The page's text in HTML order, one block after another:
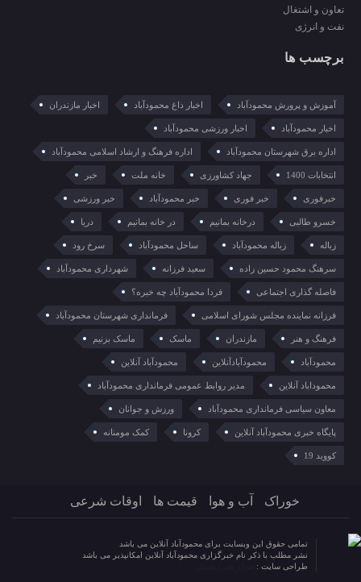
تعاون و اشتغال
نفت و انرژی
برچسب ها
آموزش و پرورش محمودآباد اخبار داغ محمودآباد اخبار مازندران
اخبار محمودآباد اخبار ورزشی محمودآباد
اداره برق شهرستان محمودآباد اداره فرهنگ و ارشاد اسلامی محمودآباد
انتخابات 1400 جهاد کشاورزی خانه ملت خبر
خبرفوری خبر فوری خبر محمودآباد خبر ورزشی
خسرو طالبی درخانه بمانیم در خانه بمانیم دریا
زباله زباله محمودآباد ساحل محمودآباد سرخ رود
سرهنگ محمود حسین زاده سعید فرزانه شهرداری محمودآباد
فاصله گذاری اجتماعی فردا محمودآباد چه خبره؟
فرزانه نماینده مجلس شورای اسلامی فرمانداری شهرستان محمودآباد
فرهنگ و هنر مازندران ماسک ماسک بزنیم
محمودآباد محمودآبادآنلاین محمودآباد آنلاین
محموداباد آنلاین مدیر روابط عمومی فرمانداری محمودآباد
معاون سیاسی فرمانداری محمودآباد ورزش و جوانان
پایگاه خبری محمودآباد آنلاین کرونا کمک مومنانه
کووید 19
خوراک آب و هوا قیمت ها اوقات شرعی
تمامی حقوق این وبسایت برای محمودآباد آنلاین می باشد
نشر مطلب با ذکر نام خبرگزاری محمودآباد آنلاین امکانپذیر می باشد
طراحی سایت :